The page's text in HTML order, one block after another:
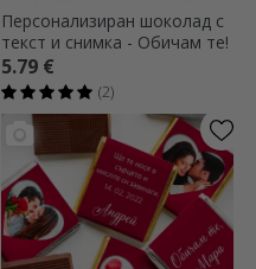
Персонализиран шоколад с
текст и снимка - Обичам те!
5.79 €
(2)